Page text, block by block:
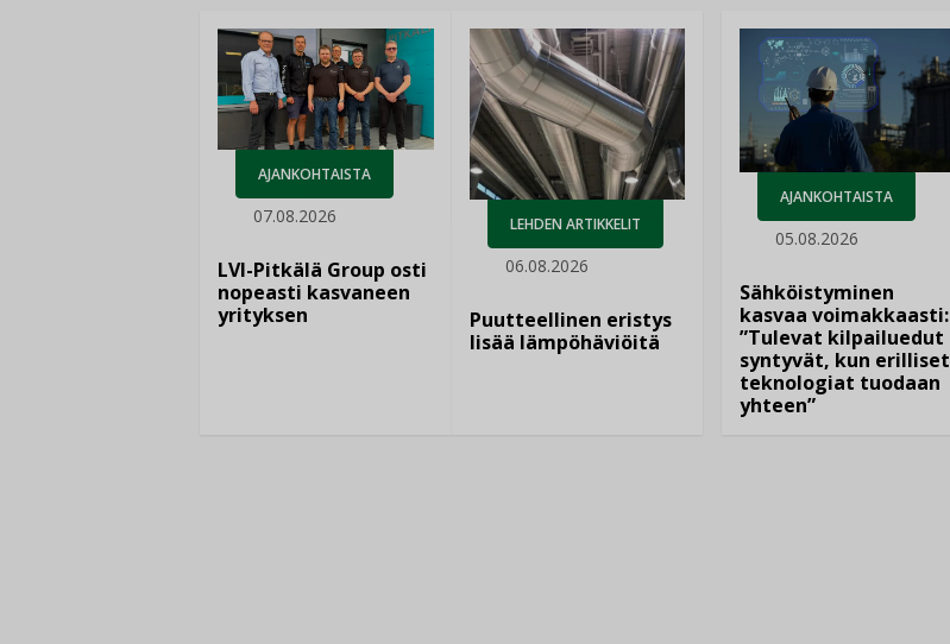
AJANKOHTAISTA
07.08.2026
LVI-Pitkälä Group osti
nopeasti kasvaneen
yrityksen
LEHDEN ARTIKKELIT
06.08.2026
Puutteellinen eristys
lisää lämpöhäviöitä
AJANKOHTAISTA
05.08.2026
Sähköistyminen
kasvaa voimakkaasti:
”Tulevat kilpailuedut
syntyvät, kun erilliset
teknologiat tuodaan
yhteen”